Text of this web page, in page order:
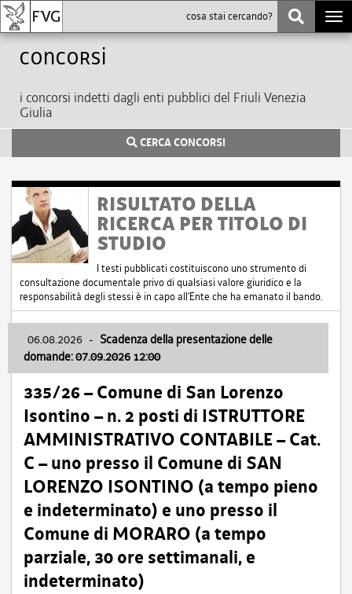
Concorsi
i concorsi indetti dagli enti pubblici del Friuli Venezia
Giulia
CERCA CONCORSI
RISULTATO DELLA
RICERCA PER TITOLO DI
STUDIO
I testi pubblicati costituiscono uno strumento di
consultazione documentale privo di qualsiasi valore giuridico e la
responsabilità degli stessi è in capo all'Ente che ha emanato il bando.
06.08.2026 - Scadenza della presentazione delle
domande: 07.09.2026 12:00
335/26 – Comune di San Lorenzo
Isontino – n. 2 posti di ISTRUTTORE
AMMINISTRATIVO CONTABILE – Cat.
C – uno presso il Comune di SAN
LORENZO ISONTINO (a tempo pieno
e indeterminato) e uno presso il
Comune di MORARO (a tempo
parziale, 30 ore settimanali, e
indeterminato)